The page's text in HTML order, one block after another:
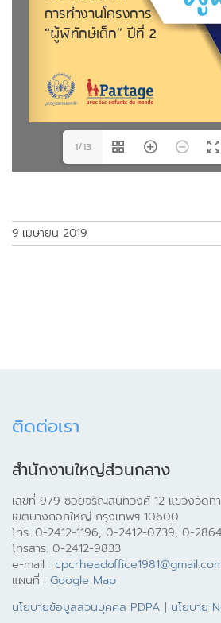
1/13
9 เมษายน 2019
ติดต่อเรา
สำนักงานใหญ่ส่วนกลาง
เลขที่ 979 ซอยจรัญสนิทวงศ์ 12 แขวงวัดท่
เขตบางกอกใหญ่ กรุงเทพฯ 10600
โทร. 0-2412-1196, 0-2412-0739, 0-
โทรสาร. 0-2412-9833
e-mail :
แผนที่ : Google Map
นโยบายข้อมูลส่วนบุคคล PDPA | นโยบาย